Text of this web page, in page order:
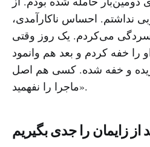
نداشتم. احساس ناکارآمدی،
می‌کردم. یک روز وقتی
را خفه کردم و بعد هم وانمود
و خفه شده. کسی هم اصل
ماجرا را نفهمید».
از زایمان را جدی بگیریم